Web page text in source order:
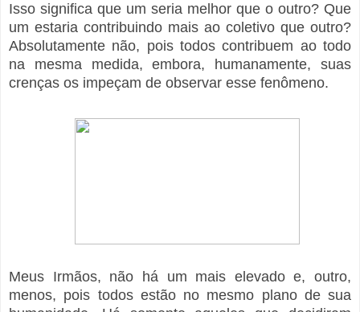
Isso significa que um seria melhor que o outro? Que
um estaria contribuindo mais ao coletivo que outro?
Absolutamente não, pois todos contribuem ao todo
na mesma medida, embora, humanamente, suas
crenças os impeçam de observar esse fenômeno.
Meus Irmãos, não há um mais elevado e, outro,
menos, pois todos estão no mesmo plano de sua